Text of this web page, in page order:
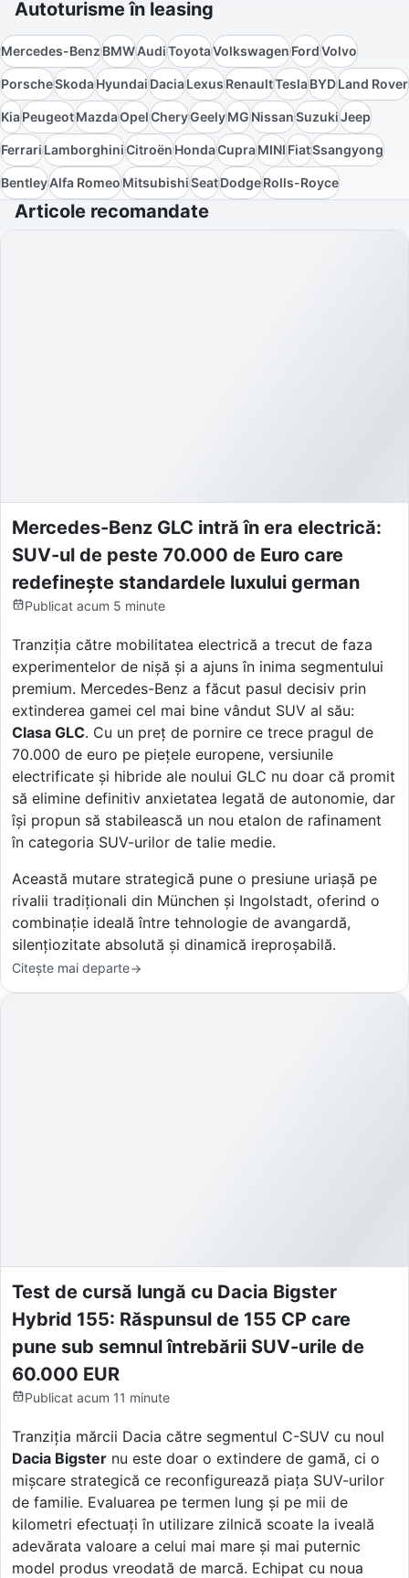
Autoturisme în leasing
Mercedes-BenzBMWAudiToyotaVolkswagenFordVolvo
PorscheSkodaHyundaiDaciaLexusRenaultTeslaBYDLand Rover
KiaPeugeotMazdaOpelCheryGeelyMGNissanSuzukiJeep
FerrariLamborghiniCitroënHondaCupraMINIFiatSsangyong
BentleyAlfa RomeoMitsubishiSeatDodgeRolls-Royce
Articole recomandate
Mercedes-Benz GLC intră în era electrică:
SUV-ul de peste 70.000 de Euro care
redefinește standardele luxului german
Publicat acum 5 minute
Tranziția către mobilitatea electrică a trecut de faza
experimentelor de nișă și a ajuns în inima segmentului
premium. Mercedes-Benz a făcut pasul decisiv prin
extinderea gamei cel mai bine vândut SUV al său:
Clasa GLC. Cu un preț de pornire ce trece pragul de
70.000 de euro pe piețele europene, versiunile
electrificate și hibride ale noului GLC nu doar că promit
să elimine definitiv anxietatea legată de autonomie, dar
își propun să stabilească un nou etalon de rafinament
în categoria SUV-urilor de talie medie.
Această mutare strategică pune o presiune uriașă pe
rivalii tradiționali din München și Ingolstadt, oferind o
combinație ideală între tehnologie de avangardă,
silențiozitate absolută și dinamică ireproșabilă.
Citește mai departe
Test de cursă lungă cu Dacia Bigster
Hybrid 155: Răspunsul de 155 CP care
pune sub semnul întrebării SUV-urile de
60.000 EUR
Publicat acum 11 minute
Tranziția mărcii Dacia către segmentul C-SUV cu noul
Dacia Bigster nu este doar o extindere de gamă, ci o
mișcare strategică ce reconfigurează piața SUV-urilor
de familie. Evaluarea pe termen lung și pe mii de
kilometri efectuați în utilizare zilnică scoate la iveală
adevărata valoare a celui mai mare și mai puternic
model produs vreodată de marcă. Echipat cu noua